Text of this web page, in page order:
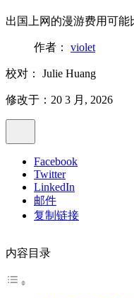
出国上网的漫游费用可
作者： violet
校对： Julie Huang
修改于：20 3 月, 2026
Facebook
Twitter
LinkedIn
邮件
复制链接
内容目录